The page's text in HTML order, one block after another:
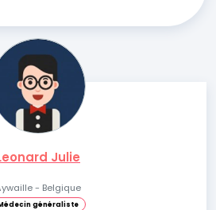
Julie
- Belgique
généraliste